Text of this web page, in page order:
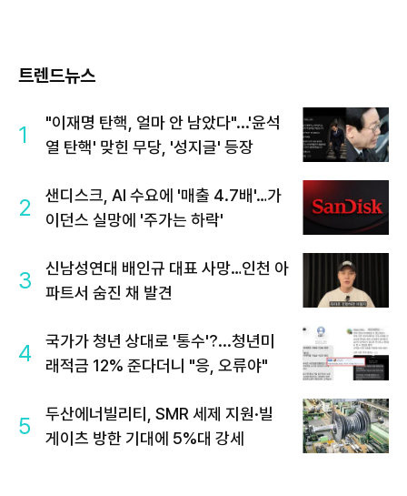
트렌드뉴스
1
"이재명 탄핵, 얼마 안 남았다"...'윤석
열 탄핵' 맞힌 무당, '성지글' 등장
2
샌디스크, AI 수요에 '매출 4.7배'…가
이던스 실망에 '주가는 하락'
3
신남성연대 배인규 대표 사망…인천 아
파트서 숨진 채 발견
4
국가가 청년 상대로 '통수'?...청년미
래적금 12% 준다더니 "응, 오류야"
5
두산에너빌리티, SMR 세제 지원·빌
게이츠 방한 기대에 5%대 강세